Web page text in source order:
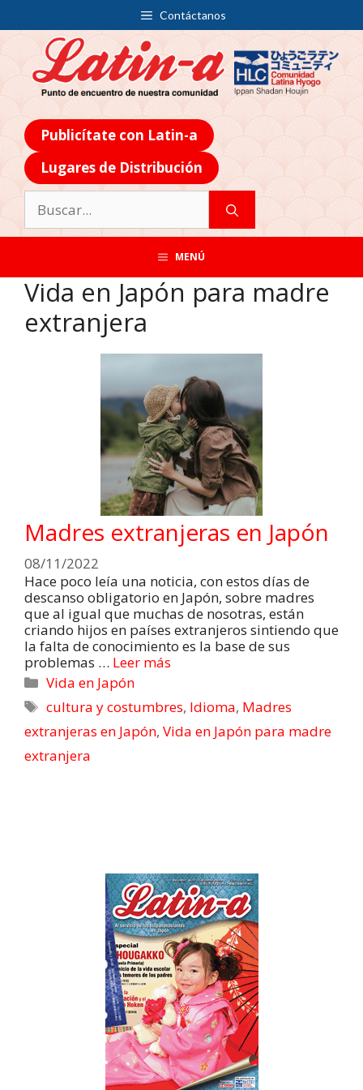
Contáctanos
Publicítate con Latin-a
Lugares de Distribución
MENÚ
Vida en Japón para madre
extranjera
Madres extranjeras en Japón
08/11/2022
Hace poco leía una noticia, con estos días de
descanso obligatorio en Japón, sobre madres
que al igual que muchas de nosotras, están
criando hijos en países extranjeros sintiendo que
la falta de conocimiento es la base de sus
problemas … Leer más
Vida en Japón
cultura y costumbres, Idioma, Madres
extranjeras en Japón, Vida en Japón para madre
extranjera